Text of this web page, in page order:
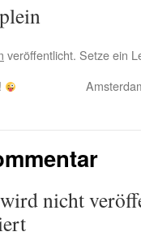
veröffentlicht. Setze ein
nicht